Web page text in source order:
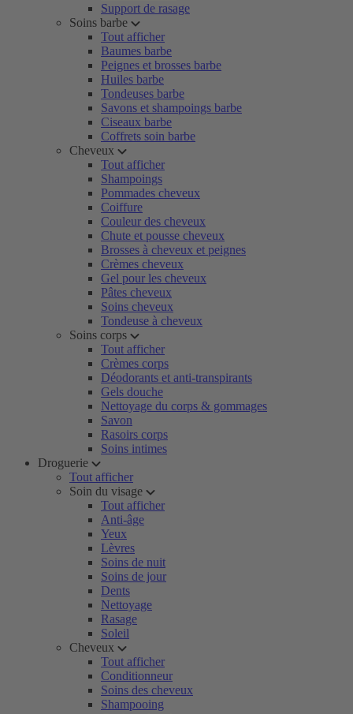
Support de rasage
Soins barbe
Tout afficher
Baumes barbe
Peignes et brosses barbe
Huiles barbe
Tondeuses barbe
Savons et shampoings barbe
Ciseaux barbe
Coffrets soin barbe
Cheveux
Tout afficher
Shampoings
Pommades cheveux
Coiffure
Couleur des cheveux
Chute et pousse cheveux
Brosses à cheveux et peignes
Crèmes cheveux
Gel pour les cheveux
Pâtes cheveux
Soins cheveux
Tondeuse à cheveux
Soins corps
Tout afficher
Crèmes corps
Déodorants et anti-transpirants
Gels douche
Nettoyage du corps & gommages
Savon
Rasoirs corps
Soins intimes
Droguerie
Tout afficher
Soin du visage
Tout afficher
Anti-âge
Yeux
Lèvres
Soins de nuit
Soins de jour
Dents
Nettoyage
Rasage
Soleil
Cheveux
Tout afficher
Conditionneur
Soins des cheveux
Shampooing